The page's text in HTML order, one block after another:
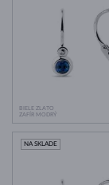
BIELE ZLATO
ZAFÍR MODRÝ
NA SKLADE